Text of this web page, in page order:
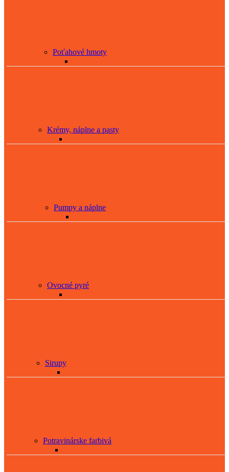
Poťahové hmoty
Krémy, náplne a pasty
Pumpy a náplne
Ovocné pyré
Sirupy
Potravinárske farbivá